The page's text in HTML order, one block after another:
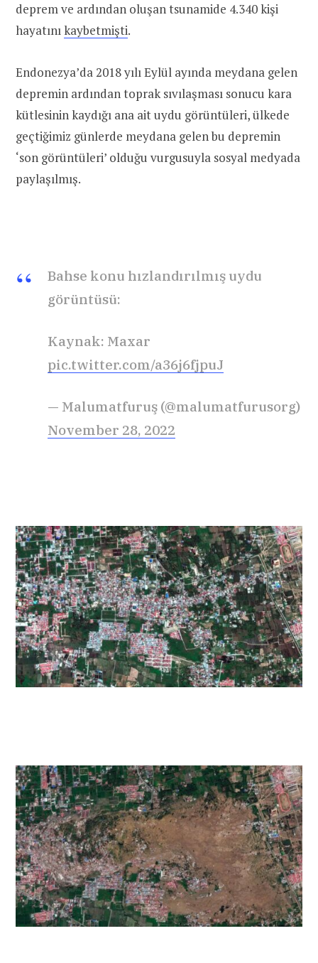
deprem ve ardından oluşan tsunamide 4.340 kişi
hayatınıkaybetmişti.
Endonezya’da 2018 yılı Eylül ayında meydana gelen
depremin ardından toprak sıvılaşması sonucu kara
kütlesinin kaydığı ana ait uydu görüntüleri, ülkede
geçtiğimiz günlerde meydana gelen bu depremin
‘son görüntüleri’ olduğu vurgusuyla sosyal medyada
paylaşılmış.
Bahse konu hızlandırılmış uydu
görüntüsü:
Kaynak: Maxar
pic.twitter.com/a36j6fjpuJ
— Malumatfuruş (@malumatfurusorg)
November 28, 2022